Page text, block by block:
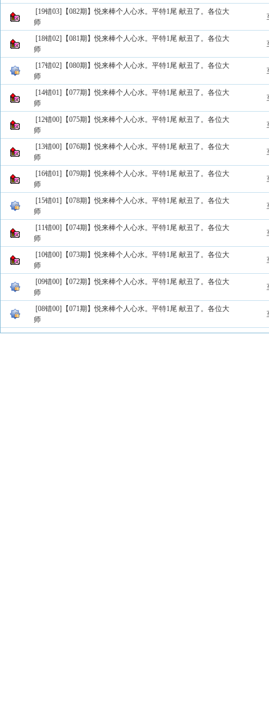
[19错03]【082期】悦来棒个人心水。平特1尾 献丑了。各位大
师
[18错02]【081期】悦来棒个人心水。平特1尾 献丑了。各位大
师
[17错02]【080期】悦来棒个人心水。平特1尾 献丑了。各位大
师
[14错01]【077期】悦来棒个人心水。平特1尾 献丑了。各位大
师
[12错00]【075期】悦来棒个人心水。平特1尾 献丑了。各位大
师
[13错00]【076期】悦来棒个人心水。平特1尾 献丑了。各位大
师
[16错01]【079期】悦来棒个人心水。平特1尾 献丑了。各位大
师
[15错01]【078期】悦来棒个人心水。平特1尾 献丑了。各位大
师
[11错00]【074期】悦来棒个人心水。平特1尾 献丑了。各位大
师
[10错00]【073期】悦来棒个人心水。平特1尾 献丑了。各位大
师
[09错00]【072期】悦来棒个人心水。平特1尾 献丑了。各位大
师
[08错00]【071期】悦来棒个人心水。平特1尾 献丑了。各位大
师